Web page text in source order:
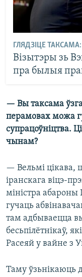
ГЛЯДЗІЦЕ ТАКСАМА:
Візытэры зь
пра былыя
— Вы таксама
перамовах можа
супрацоўніцтва.
чынам?
— Вельмі цікава,
іранскага віцэ-
міністра
гучаць
там адбываецца
бесьпілётнікаў,
Расеяй у вайне з
Таму ўзьнікаюць